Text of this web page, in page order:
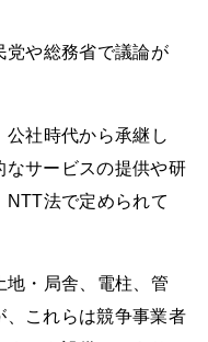
党や総務省で議論が
公社時代から承継し
なサービスの提供や研
NTT法で定められて
・局舎、電柱、管
、これらは競争事業者